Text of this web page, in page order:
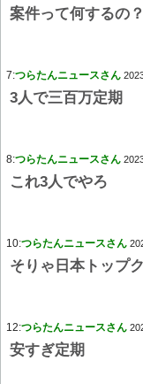
案件って何するの？
7:つらたんニュースさん
3人で三百万定期
8:つらたんニュースさん
これ3人でやろ
10:つらたんニュースさん
そりゃ日本トップ
12:つらたんニュースさん
安すぎ定期